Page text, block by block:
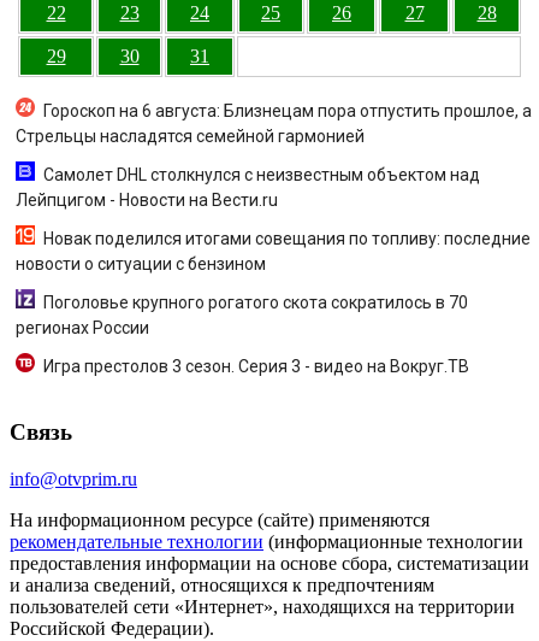
22 23 24 25 26 27 28
29 30 31
Гороскоп на 6 августа: Близнецам пора отпустить прошлое, а
Стрельцы насладятся семейной гармонией
Самолет DHL столкнулся с неизвестным объектом над
Лейпцигом - Новости на Вести.ru
Новак поделился итогами совещания по топливу: последние
новости о ситуации с бензином
Поголовье крупного рогатого скота сократилось в 70
регионах России
Игра престолов 3 сезон. Серия 3 - видео на Вокруг.ТВ
Связь
info@otvprim.ru
На информационном ресурсе (сайте) применяются
рекомендательные технологии (информационные технологии
предоставления информации на основе сбора, систематизации
и анализа сведений, относящихся к предпочтениям
пользователей сети «Интернет», находящихся на территории
Российской Федерации).